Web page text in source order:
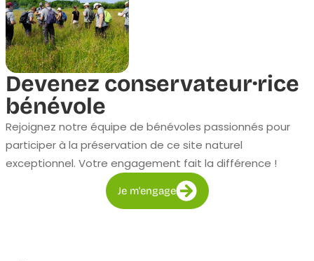
Devenez conservateur·rice
bénévole
Rejoignez notre équipe de bénévoles passionnés pour
participer à la préservation de ce site naturel
exceptionnel. Votre engagement fait la différence !
Je m'engage